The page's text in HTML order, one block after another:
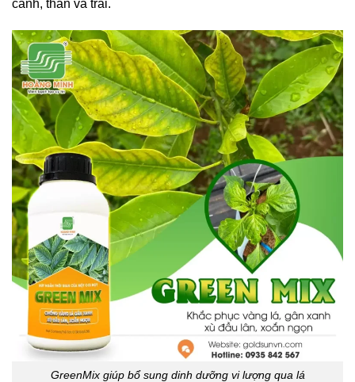
cành, thân và trái.
GreenMix giúp bổ sung dinh dưỡng vi lượng qua lá